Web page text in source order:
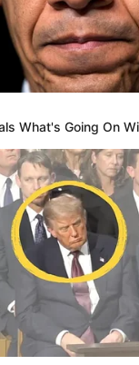
What's Going On